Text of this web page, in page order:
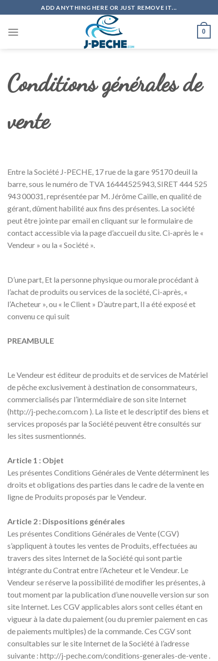
to
content
ADD ANYTHING HERE OR JUST REMOVE IT...
0
Conditions générales de
vente
Entre la Société J-PECHE, 17 rue de la gare 95170 deuil la
barre, sous le numéro de TVA 16444525943, SIRET 444 525
943 00031, représentée par M. Jérôme Caille, en qualité de
gérant, dûment habilité aux fins des présentes. La société
peut être jointe par email en cliquant sur le formulaire de
contact accessible via la page d’accueil du site. Ci-après le «
Vendeur » ou la « Société ».
D’une part, Et la personne physique ou morale procédant à
l’achat de produits ou services de la société, Ci-après, «
l’Acheteur », ou « le Client » D’autre part, Il a été exposé et
convenu ce qui suit
PREAMBULE
Le Vendeur est éditeur de produits et de services de Matériel
de pêche exclusivement à destination de consommateurs,
commercialisés par l’intermédiaire de son site Internet
(http://j-peche.com.com ). La liste et le descriptif des biens et
services proposés par la Société peuvent être consultés sur
les sites susmentionnés.
Article 1 : Objet
Les présentes Conditions Générales de Vente déterminent les
droits et obligations des parties dans le cadre de la vente en
ligne de Produits proposés par le Vendeur.
Article 2 : Dispositions générales
Les présentes Conditions Générales de Vente (CGV)
s’appliquent à toutes les ventes de Produits, effectuées au
travers des sites Internet de la Société qui sont partie
intégrante du Contrat entre l’Acheteur et le Vendeur. Le
Vendeur se réserve la possibilité de modifier les présentes, à
tout moment par la publication d’une nouvelle version sur son
site Internet. Les CGV applicables alors sont celles étant en
vigueur à la date du paiement (ou du premier paiement en cas
de paiements multiples) de la commande. Ces CGV sont
consultables sur le site Internet de la Société à l’adresse
suivante : http://j-peche.com/conditions-generales-de-vente .